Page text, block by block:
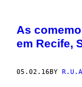
POSTS
BY
As
em Recife,
05.02.16BY R.U.A